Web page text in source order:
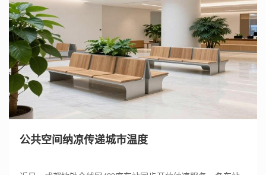
公共空间纳凉传递城市温度